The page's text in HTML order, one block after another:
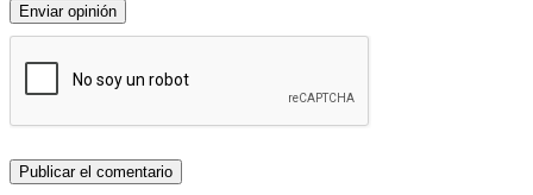
Enviar opinión